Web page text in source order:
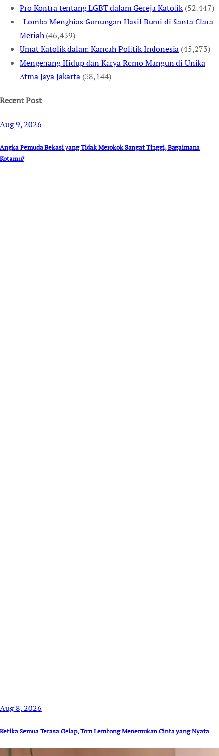
Pro Kontra tentang LGBT dalam Gereja Katolik (52,447)
Lomba Menghias Gunungan Hasil Bumi di Santa Clara
Meriah (46,439)
Umat Katolik dalam Kancah Politik Indonesia (45,273)
Mengenang Hidup dan Karya Romo Mangun di Unika
Atma Jaya Jakarta (38,144)
Recent Post
Aug 9, 2026
Angka Pemuda Bekasi yang Tidak Merokok Sangat Tinggi, Bagaimana
Kotamu?
Aug 8, 2026
Ketika Semua Terasa Gelap, Tom Lembong Menemukan Cinta yang Nyata